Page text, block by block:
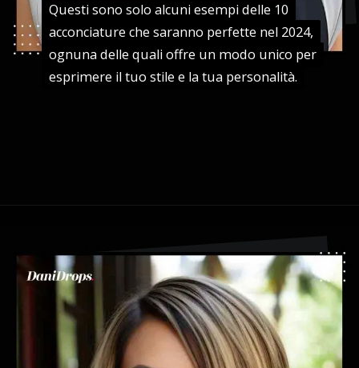
Questi sono solo alcuni esempi delle 10
acconciature che saranno perfette nel 2024,
ognuna delle quali offre un modo unico per
esprimere il tuo stile e la tua personalità.
Questi sono solo alcuni esempi delle 10
acconciature che saranno perfette nel 2024,
ognuna delle quali offre un modo unico per
esprimere il tuo stile e la tua personalità.